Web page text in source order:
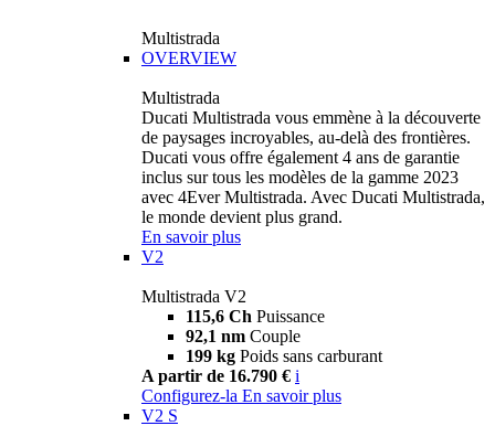
Multistrada
OVERVIEW
Multistrada
Ducati Multistrada vous emmène à la découverte
de paysages incroyables, au-delà des frontières.
Ducati vous offre également 4 ans de garantie
inclus sur tous les modèles de la gamme 2023
avec 4Ever Multistrada. Avec Ducati Multistrada,
le monde devient plus grand.
En savoir plus
V2
Multistrada V2
115,6 Ch Puissance
92,1 nm Couple
199 kg Poids sans carburant
A partir de 16.790 € i
Configurez-la En savoir plus
V2 S